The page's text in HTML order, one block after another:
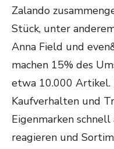
Zalando
Stück, unter
Anna Field und
machen 15% des
etwa 10.000 Artikel.
Kaufverhalten und
Eigenmarken
reagieren und